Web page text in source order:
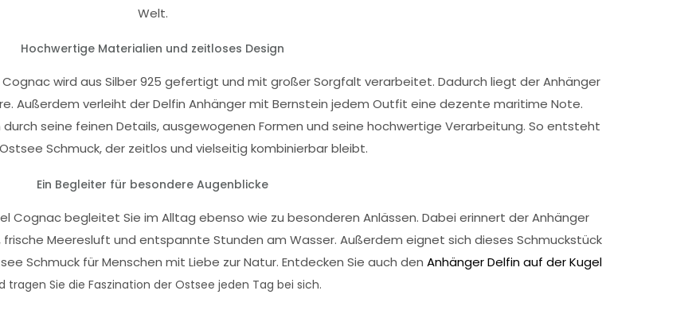
Welt.
Hochwertige Materialien und zeitloses Design
Cognac wird aus Silber 925 gefertigt und mit großer Sorgfalt verarbeitet. Dadurch liegt der Anhänger
Außerdem verleiht der Delfin Anhänger mit Bernstein jedem Outfit eine dezente maritime Note.
seine feinen Details, ausgewogenen Formen und seine hochwertige Verarbeitung. So entsteht
Schmuck, der zeitlos und vielseitig kombinierbar bleibt.
Ein Begleiter für besondere Augenblicke
Cognac begleitet Sie im Alltag ebenso wie zu besonderen Anlässen. Dabei erinnert der Anhänger
Meeresluft und entspannte Stunden am Wasser. Außerdem eignet sich dieses Schmuckstück
Schmuck für Menschen mit Liebe zur Natur. Entdecken Sie auch den Anhänger Delfin auf der Kugel
tragen Sie die Faszination der Ostsee jeden Tag bei sich.